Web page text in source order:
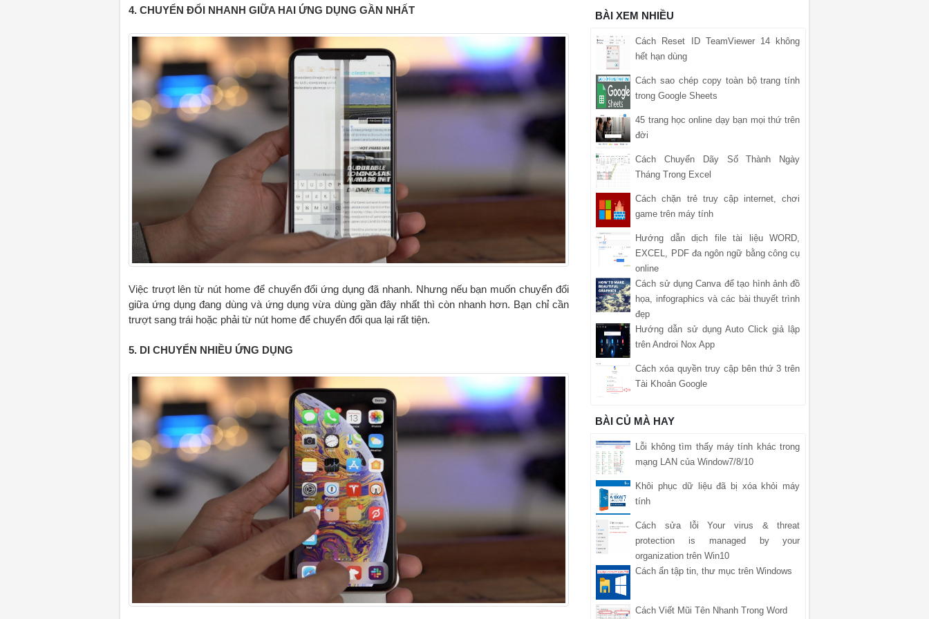
4. CHUYỂN ĐỔI NHANH GIỮA HAI ỨNG DỤNG GẦN NHẤT
Việc trượt lên từ nút home để chuyển đổi ứng dụng đã nhanh. Nhưng nếu bạn muốn chuyển đổi
giữa ứng dụng đang dùng và ứng dụng vừa dùng gần đây nhất thì còn nhanh hơn. Bạn chỉ cần
trượt sang trái hoặc phải từ nút home để chuyển đổi qua lại rất tiện.
5. DI CHUYỂN NHIỀU ỨNG DỤNG
BÀI XEM NHIỀU
Cách Reset ID TeamViewer 14 không
hết hạn dùng
Cách sao chép copy toàn bộ trang tính
trong Google Sheets
45 trang học online dạy bạn mọi thứ trên
đời
Cách Chuyển Dãy Số Thành Ngày
Tháng Trong Excel
Cách chặn trẻ truy cập internet, chơi
game trên máy tính
Hướng dẫn dịch file tài liệu WORD,
EXCEL, PDF đa ngôn ngữ bằng công cụ
online
Cách sử dụng Canva để tạo hình ảnh đồ
họa, infographics và các bài thuyết trình
đẹp
Hướng dẫn sử dụng Auto Click giả lập
trên Androi Nox App
Cách xóa quyền truy cập bên thứ 3 trên
Tài Khoản Google
BÀI CỦ MÀ HAY
Lỗi không tìm thấy máy tính khác trong
mạng LAN của Window7/8/10
Khôi phục dữ liệu đã bị xóa khỏi máy
tính
Cách sửa lỗi Your virus & threat
protection is managed by your
organization trên Win10
Cách ẩn tập tin, thư mục trên Windows
Cách Viết Mũi Tên Nhanh Trong Word